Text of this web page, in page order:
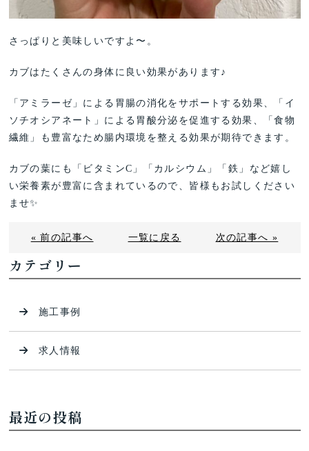
さっぱりと美味しいですよ〜。
カブはたくさんの身体に良い効果があります♪
「アミラーゼ」による胃腸の消化をサポートする効果、「イ
ソチオシアネート」による胃酸分泌を促進する効果、「食物
繊維」も豊富なため腸内環境を整える効果が期待できます。
カブの葉にも「ビタミンC」「カルシウム」「鉄」など嬉し
い栄養素が豊富に含まれているので、皆様もお試しください
ませ✨
« 前の記事へ 一覧に戻る 次の記事へ »
カテゴリー
施工事例
求人情報
最近の投稿